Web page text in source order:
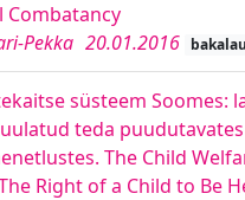
Combatancy
Pekka 20.01.2016
süsteem Soomes:
teda
The Child
Right of a Child to Be